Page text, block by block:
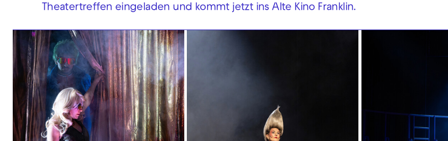
Theatertreffen eingeladen und kommt jetzt ins Alte Kino Franklin.